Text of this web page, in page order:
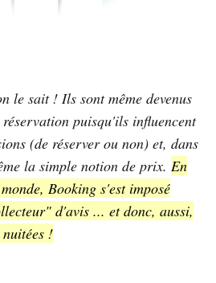
le sait ! Ils sont même devenus
puisqu'ils influencent
(de réserver ou non) et, dans
la simple notion de prix. En
Booking s'est imposé
d'avis ... et donc, aussi,
!